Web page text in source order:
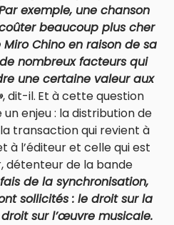
exemple, une chanson
beaucoup plus cher
Chino en raison de sa
nombreux facteurs qui
une certaine valeur aux
, dit-il. Et à cette question
enjeu : la distribution de
transaction qui revient à
à l’éditeur et celle qui est
détenteur de la bande
de la synchronisation,
sollicités : le droit sur la
sur l’œuvre musicale.